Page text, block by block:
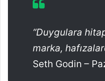
“Duygulara
marka,
Seth Godin –